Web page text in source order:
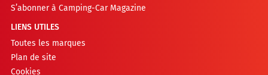
S’abonner à Camping-Car Magazine
LIENS UTILES
Toutes les marques
Plan de site
Cookies